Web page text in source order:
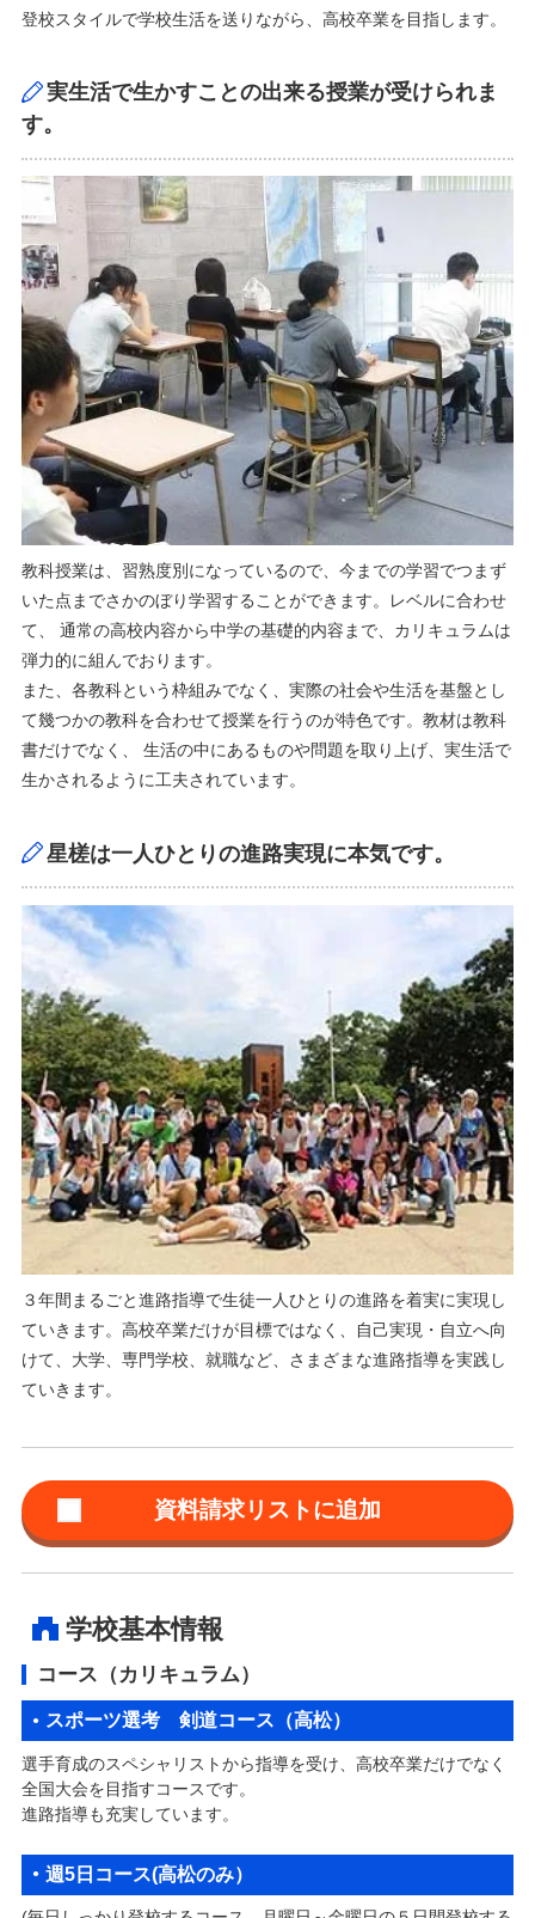
登校スタイルで学校生活を送りながら、高校卒業を目指します。
実生活で生かすことの出来る授業が受けられま
す。
教科授業は、習熟度別になっているので、今までの学習でつまず
いた点までさかのぼり学習することができます。レベルに合わせ
て、 通常の高校内容から中学の基礎的内容まで、カリキュラムは
弾力的に組んでおります。
また、各教科という枠組みでなく、実際の社会や生活を基盤とし
て幾つかの教科を合わせて授業を行うのが特色です。教材は教科
書だけでなく、 生活の中にあるものや問題を取り上げ、実生活で
生かされるように工夫されています。
星槎は一人ひとりの進路実現に本気です。
３年間まるごと進路指導で生徒一人ひとりの進路を着実に実現し
ていきます。高校卒業だけが目標ではなく、自己実現・自立へ向
けて、大学、専門学校、就職など、さまざまな進路指導を実践し
ていきます。
学校基本情報
コース（カリキュラム）
スポーツ選考 剣道コース（高松）
選手育成のスペシャリストから指導を受け、高校卒業だけでなく
全国大会を目指すコースです。
進路指導も充実しています。
週5日コース(高松のみ）